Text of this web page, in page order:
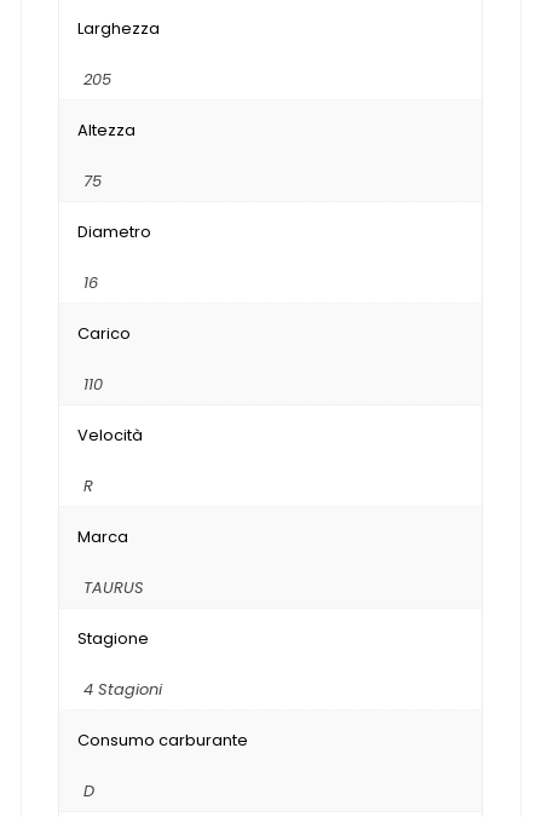
Larghezza
205
Altezza
75
Diametro
16
Carico
110
Velocità
R
Marca
TAURUS
Stagione
4 Stagioni
Consumo carburante
D